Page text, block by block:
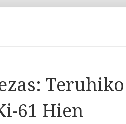
Teruhiko
61 Hien